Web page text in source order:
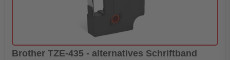
Brother TZE-435 - alternatives Schriftband